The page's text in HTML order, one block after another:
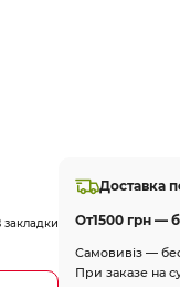
закладки
Доставка
От1500 грн —
Самовивіз —
При заказе на